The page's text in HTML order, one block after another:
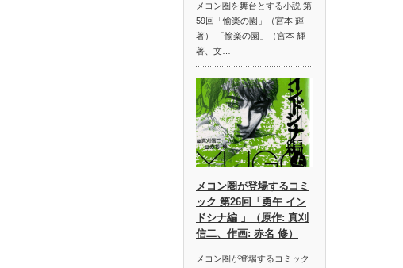
メコン圏を舞台とする小説 第
59回「愉楽の園」（宮本 輝
著） 「愉楽の園」（宮本 輝
著、文…
メコン圏が登場するコミ
ック 第26回「勇午 イン
ドシナ編 」（原作: 真刈
信二、作画: 赤名 修）
メコン圏が登場するコミック